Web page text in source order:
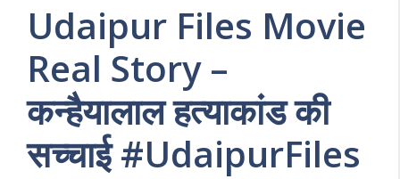
Udaipur Files Movie
Real Story –
कन्हैयालाल हत्याकांड की
सच्चाई #UdaipurFiles